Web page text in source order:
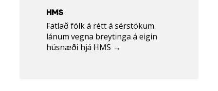
HMS
Fatlað fólk á rétt á sérstökum
lánum vegna breytinga á eigin
húsnæði hjá HMS →